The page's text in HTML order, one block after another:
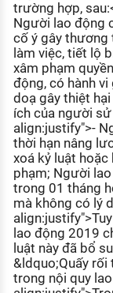
Tử vi nghề
Kỹ năng nghề
HƯỚNG NGHIỆP
Đặc trưng
Xu hướng việc
XÂY DỰNG VÀ
NHÂN SỰ
TUYỂN DỤNG
trường hợp,
Người lao động
cố ý gây thương
làm việc, tiết lộ
xâm phạm
động, có hành
doạ gây thiệt
ích của người
align:justify">-
thời hạn nâng
xoá kỷ luật
phạm; Người
trong 01 tháng
mà không có lý
lao động 2019
luật này đã bổ
&ldquo;Quấy
trong nội quy